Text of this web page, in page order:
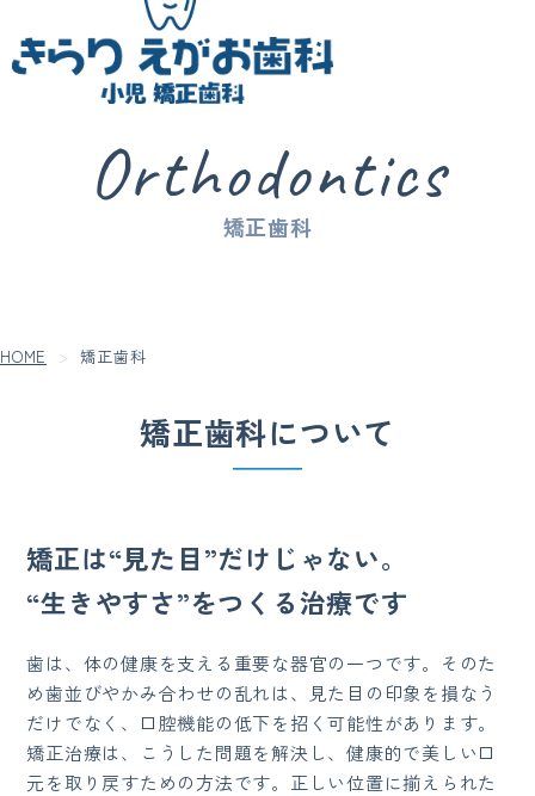
Orthodontics
矯正歯科
HOME 矯正歯科
矯正歯科について
矯正は“見た目”だけじゃない。
“生きやすさ”をつくる治療です
歯は、体の健康を支える重要な器官の一つです。そのた
め歯並びやかみ合わせの乱れは、見た目の印象を損なう
だけでなく、口腔機能の低下を招く可能性があります。
矯正治療は、こうした問題を解決し、健康的で美しい口
元を取り戻すための方法です。正しい位置に揃えられた